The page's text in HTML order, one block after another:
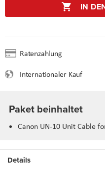
IN
Ratenzahlung
Internationaler Kauf
Paket beinhaltet
Canon UN-10 Unit Cable
Details